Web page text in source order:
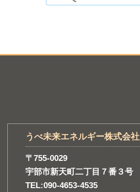
うべ未来エネルギー株式会社
〒755-0029
宇部市新天町二丁目７番３号
TEL:090-4653-4535